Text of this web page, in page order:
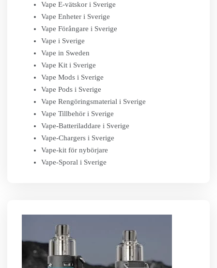
Vape E-vätskor i Sverige
Vape Enheter i Sverige
Vape Förångare i Sverige
Vape i Sverige
Vape in Sweden
Vape Kit i Sverige
Vape Mods i Sverige
Vape Pods i Sverige
Vape Rengöringsmaterial i Sverige
Vape Tillbehör i Sverige
Vape-Batteriladdare i Sverige
Vape-Chargers i Sverige
Vape-kit för nybörjare
Vape-Sporal i Sverige